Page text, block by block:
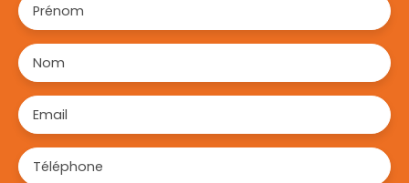
Prénom
Nom
Email
Téléphone